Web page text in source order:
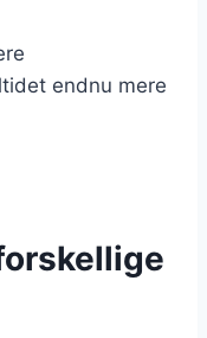
endnu mere